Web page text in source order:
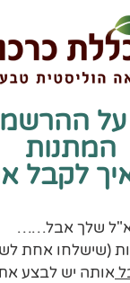
על
המתנות
לקבל
שלך אבל……
(שישלחו אחת
אותה יש לבצע